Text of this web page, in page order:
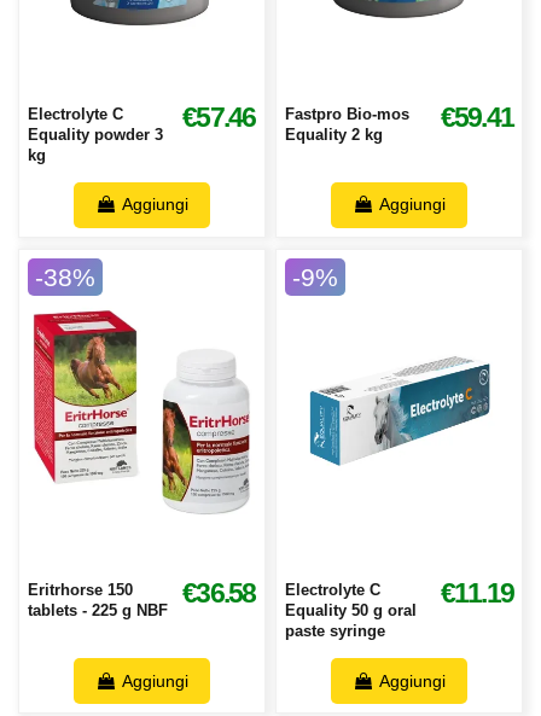
Electrolyte C
Equality powder 3
kg
€57.46
Aggiungi
Fastpro Bio-mos
Equality 2 kg
€59.41
Aggiungi
-38%
Eritrhorse 150
tablets - 225 g NBF
€36.58
Aggiungi
-9%
Electrolyte C
Equality 50 g oral
paste syringe
€11.19
Aggiungi